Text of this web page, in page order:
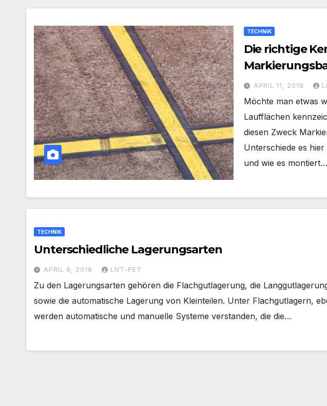
TECHNIK
Die richtige
APRIL 11, 2018
Möchte man etwas
Laufflächen
diesen Zweck
Unterschiede es
und wie es montiert…
TECHNIK
Unterschiedliche Lagerungsarten
APRIL 9, 2018 LNT-PET
Zu den Lagerungsarten gehören die Flachgutlagerung, die
sowie die automatische Lagerung von Kleinteilen. Unter Flachgutlagern,
werden automatische und manuelle Systeme verstanden, die die…